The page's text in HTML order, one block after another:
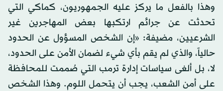
وهذا بالفعل ما يركز عليه الجمهوريون، كماكي التي
تحدثت عن جرائم ارتكبها بعض المهاجرين غير
الشرعيين، مضيفة: «إن الشخص المسؤول عن الحدود
حالياً، والذي لم يقم بأي شيء لضمان الأمن على الحدود،
لا، بل ألغى سياسات إدارة ترمب التي صُممت للمحافظة
على أمن الشعب، يجب أن يتحمل اللوم. وهذا الشخص